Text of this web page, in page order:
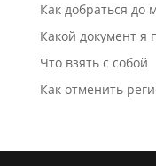
Как добраться до
Какой документ я
Что взять с собой
Как отменить